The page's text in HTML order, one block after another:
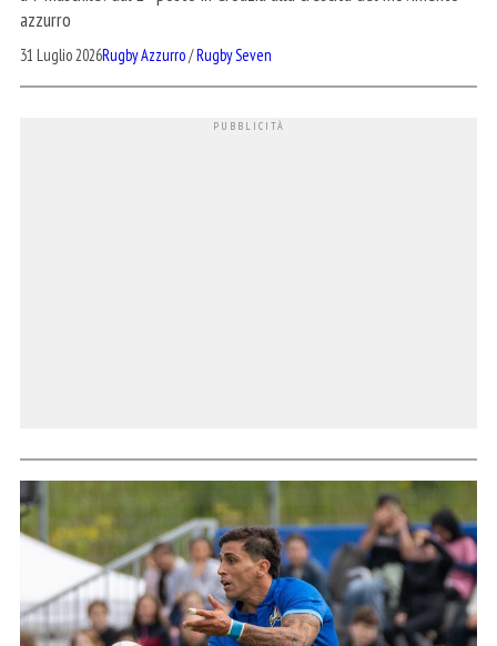
azzurro
31 Luglio 2026Rugby Azzurro/Rugby Seven